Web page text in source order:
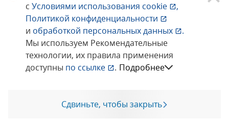
с Условиями использования cookie
,
Политикой конфиденциальности
и обработкой персональных данных
.
Мы используем Рекомендательные
технологии, их правила применения
доступны по ссылке . Подробнее
Сдвиньте, чтобы закрыть
© 1998−2026 «1С‑Рарус» ®. Все права
защищены.
Сообщить об ошибке
Позвоните мне